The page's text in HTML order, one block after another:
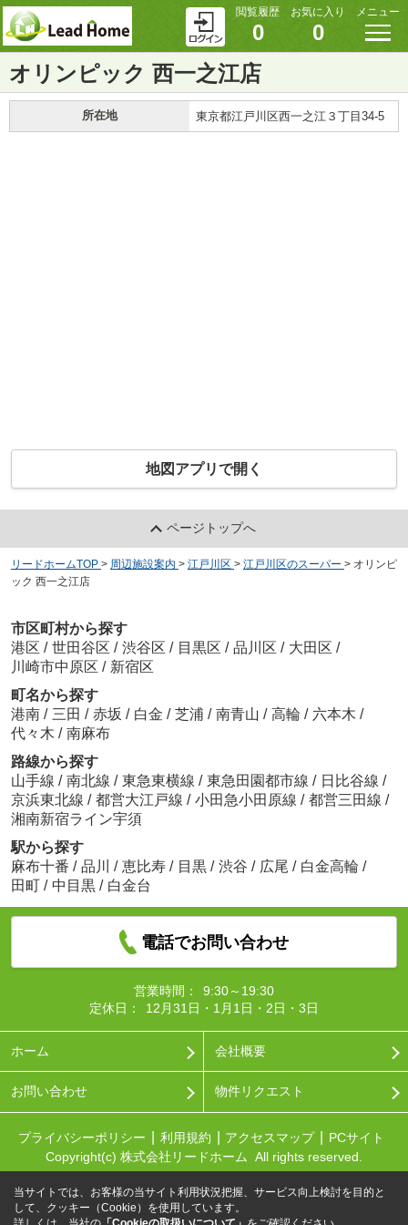
閲覧履歴
0
お気に入り
0
メニュー
オリンピック 西一之江店
所在地 東京都江戸川区西一之江３丁目34-5
地図アプリで開く
ページトップへ
リードホームTOP > 周辺施設案内 > 江戸川区 > 江戸川区のスーパー > オリンピ
ック 西一之江店
市区町村から探す
港区 / 世田谷区 / 渋谷区 / 目黒区 / 品川区 / 大田区 /
川崎市中原区 / 新宿区
町名から探す
港南 / 三田 / 赤坂 / 白金 / 芝浦 / 南青山 / 高輪 / 六本木 /
代々木 / 南麻布
路線から探す
山手線 / 南北線 / 東急東横線 / 東急田園都市線 / 日比谷線 /
京浜東北線 / 都営大江戸線 / 小田急小田原線 / 都営三田線 /
湘南新宿ライン宇須
駅から探す
麻布十番 / 品川 / 恵比寿 / 目黒 / 渋谷 / 広尾 / 白金高輪 /
田町 / 中目黒 / 白金台
電話でお問い合わせ
営業時間：
9:30～19:30
定休日：
12月31日・1月1日・2日・3日
ホーム 会社概要
お問い合わせ 物件リクエスト
プライバシーポリシー 利用規約 アクセスマップ
PCサイト
Copyright(c) 株式会社リードホーム All rights reserved.
当サイトでは、お客様の当サイト利用状況把握、サービス向上検討を目的と
して、クッキー（Cookie）を使用しています。